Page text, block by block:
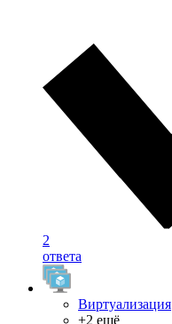
2
ответа
Виртуализация
+2 ещё